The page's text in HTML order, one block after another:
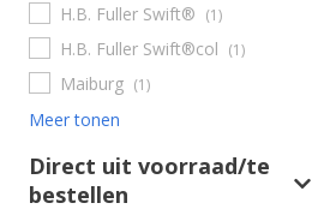
H.B. Fuller Swift® (1)
H.B. Fuller Swift®col (1)
Maiburg (1)
Meer tonen
Direct uit voorraad/te
bestellen